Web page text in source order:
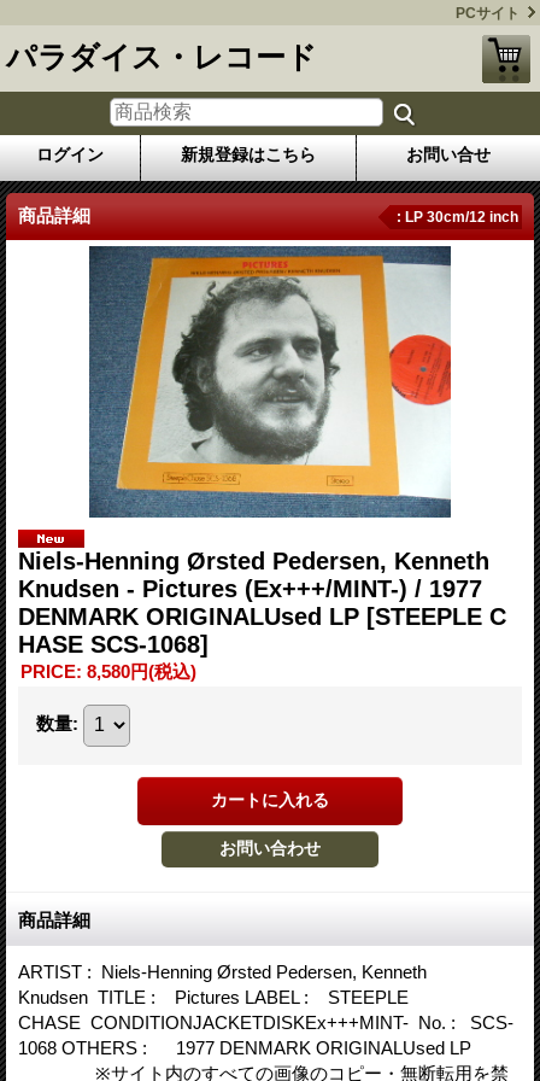
PCサイト
パラダイス・レコード
ログイン 新規登録はこちら お問い合せ
商品詳細 : LP 30cm/12 inch
Niels-Henning Ørsted Pedersen, Kenneth
Knudsen - Pictures (Ex+++/MINT-) / 1977
DENMARK ORIGINALUsed LP [STEEPLE C
HASE SCS-1068]
PRICE: 8,580円(税込)
数量:
商品詳細
ARTIST : Niels-Henning Ørsted Pedersen, Kenneth
Knudsen TITLE : Pictures LABEL : STEEPLE
CHASE CONDITIONJACKETDISKEx+++MINT- No. : SCS-
1068 OTHERS : 1977 DENMARK ORIGINALUsed LP
※サイト内のすべての画像のコピー・無断転用を禁